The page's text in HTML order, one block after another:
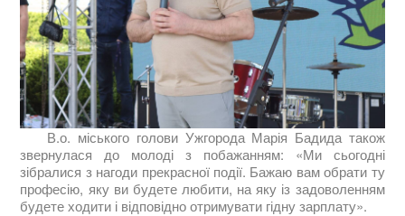
В.о. міського голови Ужгорода Марія Бадида також
звернулася до молоді з побажанням: «Ми сьогодні
зібралися з нагоди прекрасної події. Бажаю вам обрати ту
професію, яку ви будете любити, на яку із задоволенням
будете ходити і відповідно отримувати гідну зарплату».